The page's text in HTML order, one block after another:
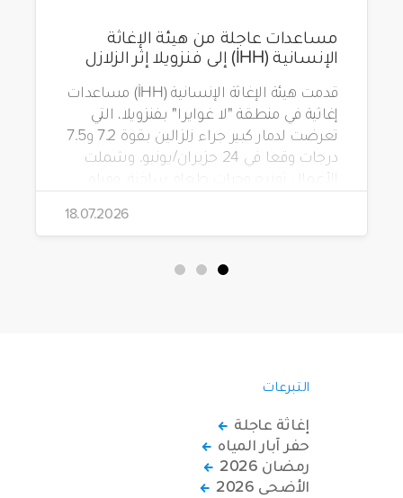
مساعدات عاجلة من هيئة الإغاثة
الإنسانية (İHH) إلى فنزويلا إثر الزلازل
قدمت هيئة الإغاثة الإنسانية (İHH) مساعدات
إغاثية في منطقة "لا غوايرا" بفنزويلا، التي
تعرضت لدمار كبير جراء زلزالين بقوة 7.2 و7.5
درجات وقعا في 24 حزيران/يونيو. وشملت
شرب، وطرود غذائية، وحقائب مستلزمات
18.07.2026
التبرعات
إغاثة عاجلة
حفر آبار المياه
رمضان 2026
الأضحى 2026